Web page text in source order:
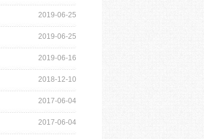
2019-06-25
2019-06-25
2019-06-16
2018-12-10
2017-06-04
2017-06-04